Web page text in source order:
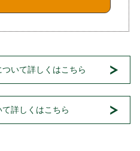
いて詳しくはこちら
詳しくはこちら